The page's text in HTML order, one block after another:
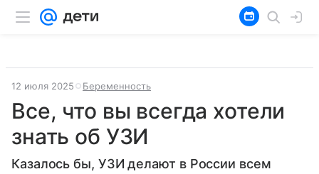
12 июля 2025 Беременность
Все, что вы всегда хотели
знать об УЗИ
Казалось бы, УЗИ делают в России всем